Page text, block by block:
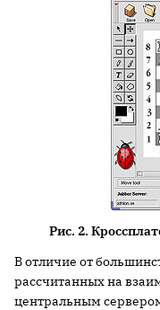
Рис. 2.
В отличие от
рассчитанных на
центральным